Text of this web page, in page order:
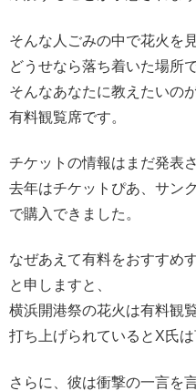
そんな人ごみの中で花火を
どうせなら落ち着いた場所
そんなあなたに教えたいの
有料観覧席です。
チケットの情報はまだ発表
去年はチケットぴあ、サン
で購入できました。
なぜあえて有料をおすすめ
と申しますと、
横浜開港祭の花火は有料観
打ち上げられているとX氏は
さらに、彼は衝撃の一言を